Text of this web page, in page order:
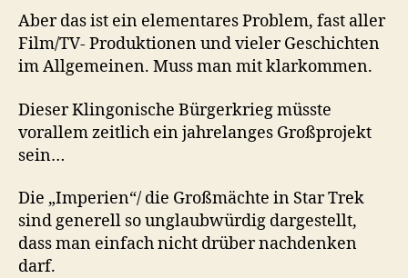
Aber das ist ein elementares Problem, fast aller
Film/TV- Produktionen und vieler Geschichten
im Allgemeinen. Muss man mit klarkommen.
Dieser Klingonische Bürgerkrieg müsste
vorallem zeitlich ein jahrelanges Großprojekt
sein…
Die „Imperien“/ die Großmächte in Star Trek
sind generell so unglaubwürdig dargestellt,
dass man einfach nicht drüber nachdenken
darf.